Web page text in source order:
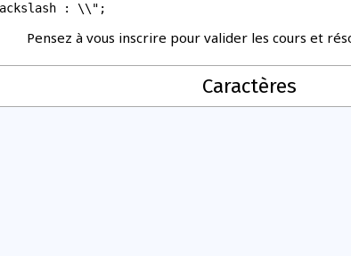
Pensez à vous inscrire pour valider les cours et
Caractères